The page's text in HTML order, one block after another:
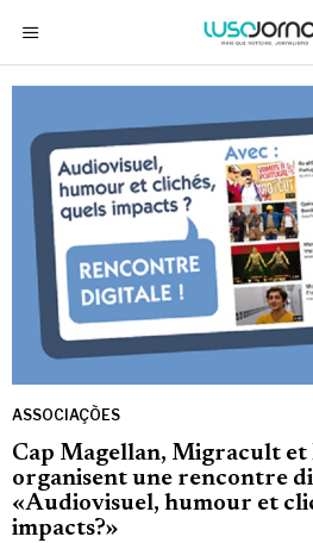
ASSOCIAÇÕES
Cap Magellan, Migracult et
organisent une rencontre
«Audiovisuel, humour et
impacts?»